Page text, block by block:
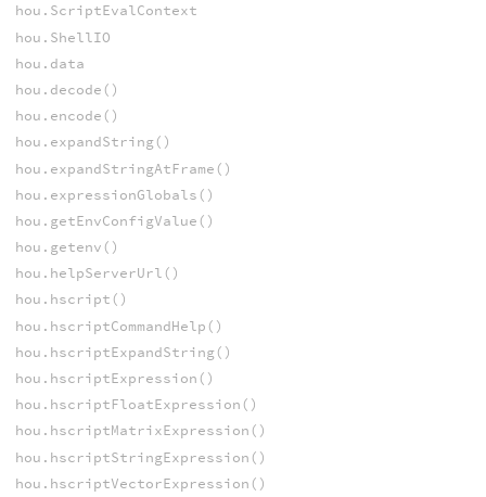
hou.ScriptEvalContext
hou.ShellIO
hou.data
hou.decode()
hou.encode()
hou.expandString()
hou.expandStringAtFrame()
hou.expressionGlobals()
hou.getEnvConfigValue()
hou.getenv()
hou.helpServerUrl()
hou.hscript()
hou.hscriptCommandHelp()
hou.hscriptExpandString()
hou.hscriptExpression()
hou.hscriptFloatExpression()
hou.hscriptMatrixExpression()
hou.hscriptStringExpression()
hou.hscriptVectorExpression()